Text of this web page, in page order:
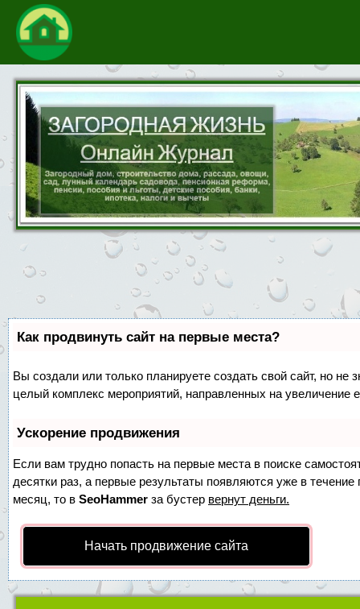
Как продвинуть сайт на первые места?
Вы создали или только планируете создать свой сайт, но не
целый комплекс мероприятий, направленных на увеличение
Ускорение продвижения
Если вам трудно попасть на первые места в поиске
десятки раз, а первые результаты появляются уже в
месяц, то в SeoHammer за бустер вернут деньги.
Начать продвижение сайта